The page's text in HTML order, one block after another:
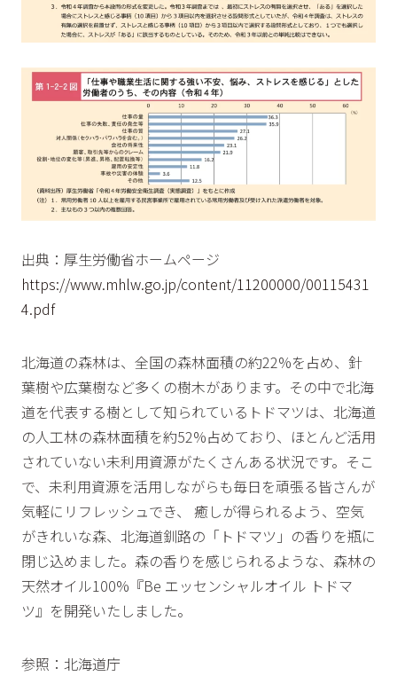
出典：厚生労働省ホームページ
https://www.mhlw.go.jp/content/11200000/00115431
4.pdf
北海道の森林は、全国の森林面積の約22%を占め、針
葉樹や広葉樹など多くの樹木があります。その中で北海
道を代表する樹として知られているトドマツは、北海道
の人工林の森林面積を約52%占めており、ほとんど活用
されていない未利用資源がたくさんある状況です。そこ
で、未利用資源を活用しながらも毎日を頑張る皆さんが
気軽にリフレッシュでき、 癒しが得られるよう、空気
がきれいな森、北海道釧路の「トドマツ」の香りを瓶に
閉じ込めました。森の香りを感じられるような、森林の
天然オイル100%『Be エッセンシャルオイル トドマ
ツ』を開発いたしました。
参照：北海道庁